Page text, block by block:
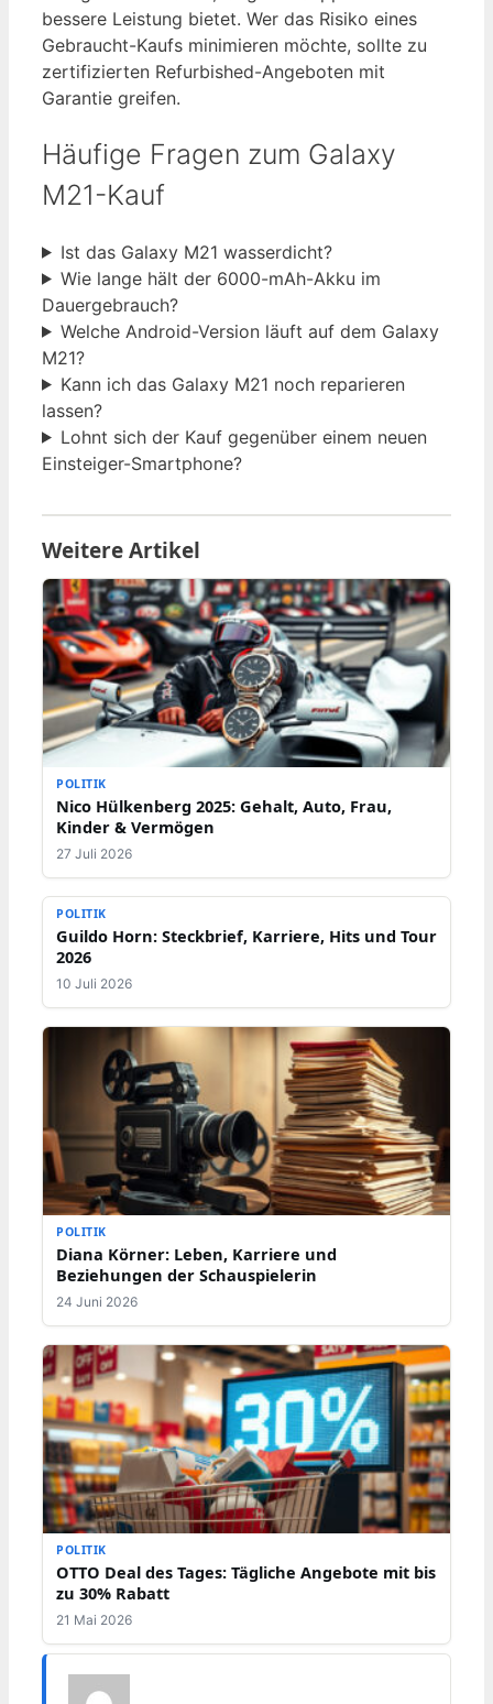
bessere Leistung bietet. Wer das Risiko eines
Gebraucht-Kaufs minimieren möchte, sollte zu
zertifizierten Refurbished-Angeboten mit
Garantie greifen.
Häufige Fragen zum Galaxy
M21-Kauf
Ist das Galaxy M21 wasserdicht?
Wie lange hält der 6000-mAh-Akku im
Dauergebrauch?
Welche Android-Version läuft auf dem Galaxy
M21?
Kann ich das Galaxy M21 noch reparieren
lassen?
Lohnt sich der Kauf gegenüber einem neuen
Einsteiger-Smartphone?
Weitere Artikel
POLITIK
Nico Hülkenberg 2025: Gehalt, Auto, Frau,
Kinder & Vermögen
27 Juli 2026
POLITIK
Guildo Horn: Steckbrief, Karriere, Hits und Tour
2026
10 Juli 2026
POLITIK
Diana Körner: Leben, Karriere und
Beziehungen der Schauspielerin
24 Juni 2026
POLITIK
OTTO Deal des Tages: Tägliche Angebote mit bis
zu 30% Rabatt
21 Mai 2026